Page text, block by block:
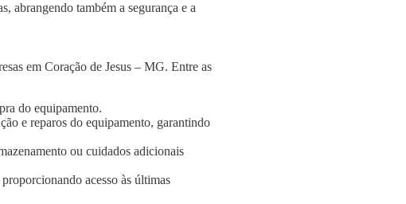
abrangendo também a segurança e a
em Coração de Jesus – MG. Entre as
do equipamento.
e reparos do equipamento, garantindo
ou cuidados adicionais
acesso às últimas